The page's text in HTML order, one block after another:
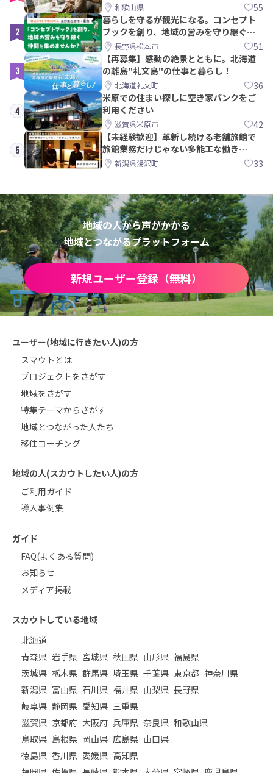
和歌山県 55
2
暮らしを守るが観光になる。コンセプト
ブックを創り、地域の営みを守り継ぐ仲
間を集めませんか？
長野県松本市 51
3
【再募集】感動の絶景とともに。北海道
の離島"礼文島"の仕事と暮らし！
北海道礼文町 36
4
米原での住まい探しに空き家バンクをご
利用ください
滋賀県米原市 42
5
【未経験歓迎】革新し続ける老舗旅館で
旅館業務だけじゃない多能工な働き
方。 株式会社いせん
新潟県湯沢町 33
地域の人から声がかかる
地域とつながるプラットフォーム
新規ユーザー登録（無料）
ユーザー(地域に行きたい人)の方
スマウトとは
プロジェクトをさがす
地域をさがす
特集テーマからさがす
地域とつながった人たち
移住コーチング
地域の人(スカウトしたい人)の方
ご利用ガイド
導入事例集
ガイド
FAQ(よくある質問)
お知らせ
メディア掲載
スカウトしている地域
北海道
青森県 岩手県 宮城県 秋田県 山形県 福島県
茨城県 栃木県 群馬県 埼玉県 千葉県 東京都 神奈川県
新潟県 富山県 石川県 福井県 山梨県 長野県
岐阜県 静岡県 愛知県 三重県
滋賀県 京都府 大阪府 兵庫県 奈良県 和歌山県
鳥取県 島根県 岡山県 広島県 山口県
徳島県 香川県 愛媛県 高知県